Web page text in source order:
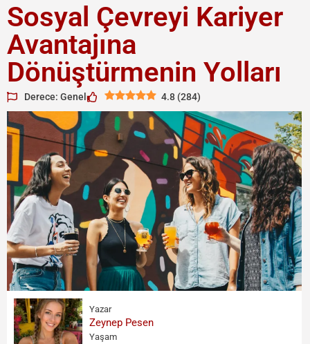
Sosyal Çevreyi Kariyer
Avantajına
Dönüştürmenin Yolları
Derece: Genel 4.8 (284)
Yazar
Zeynep Pesen
Yaşam